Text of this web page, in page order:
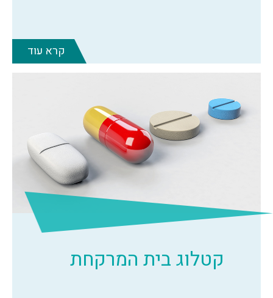
קרא עוד
קטלוג בית המרקחת